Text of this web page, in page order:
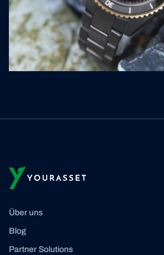
Über uns
Blog
Partner Solutions